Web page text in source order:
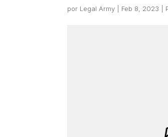
por Legal Army Feb 8, 2023